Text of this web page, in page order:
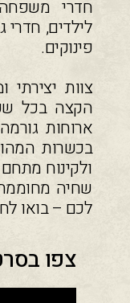
חדרי
לילדים, חדרי
פינוקים.
צוות
הקצה בכל
ארוחות
בכשרות
ולקינוח
שחיה
לכם – בואו
צפו